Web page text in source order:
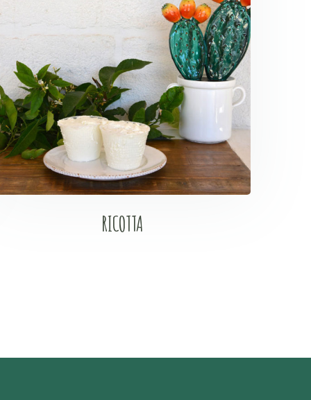
RICOTTA